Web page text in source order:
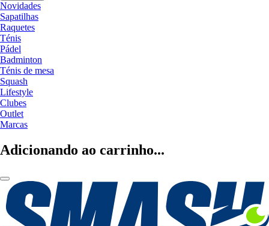
Novidades
Sapatilhas
Raquetes
Ténis
Pádel
Badminton
Ténis de mesa
Squash
Lifestyle
Clubes
Outlet
Marcas
Adicionando ao carrinho...